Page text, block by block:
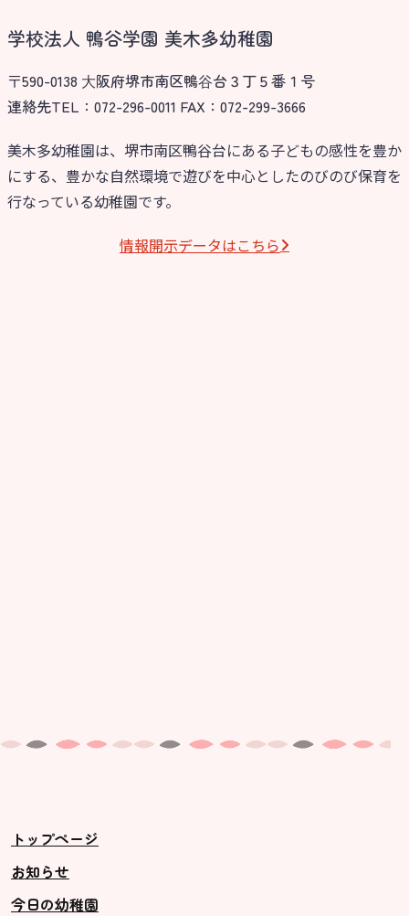
学校法人 鴨谷学園 美木多幼稚園
〒590-0138 ⼤阪府堺市南区鴨⾕台３丁５番１号
連絡先TEL：072-296-0011 FAX：072-299-3666
美木多幼稚園は、堺市南区鴨谷台にある子どもの感性を豊か
にする、豊かな自然環境で遊びを中心としたのびのび保育を
行なっている幼稚園です。
情報開⽰データはこちら
トップページ
お知らせ
今日の幼稚園